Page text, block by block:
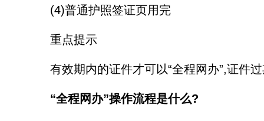
(4)普通护照签证页用完
重点提示
有效期内的证件才可以“全程网办”,证件过
“全程网办”操作流程是什么?